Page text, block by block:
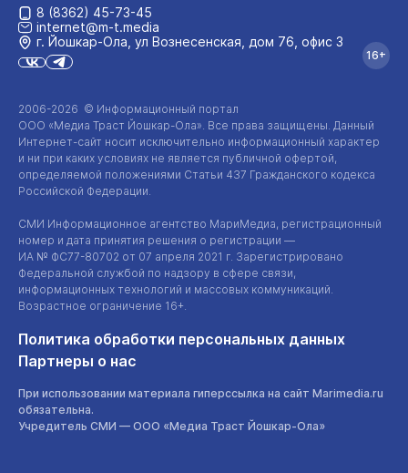
2006-2026 © Информационный портал
ООО «Медиа Траст Йошкар-Ола». Все права защищены. Данный
Интернет-сайт носит исключительно информационный характер
и ни при каких условиях не является публичной офертой,
определяемой положениями Статьи 437 Гражданского кодекса
Российской Федерации.
СМИ Информационное агентство МариМедиа, регистрационный
номер и дата принятия решения о регистрации —
ИА № ФС77-80702 от 07 апреля 2021 г. Зарегистрировано
Федеральной службой по надзору в сфере связи,
информационных технологий и массовых коммуникаций.
Возрастное ограничение 16+.
Политика обработки персональных данных
Партнеры о нас
При использовании материала гиперссылка на сайт Marimedia.ru
обязательна.
Учредитель СМИ — ООО «Медиа Траст Йошкар-Ола»
8 (8362) 45-73-45
internet@m-t.media
г. Йошкар‑Ола, ул Вознесенская, дом 76, офис 3
16+